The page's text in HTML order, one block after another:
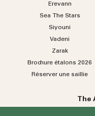
Erevann
Sea TheStars
Siyouni
Vadeni
Zarak
Brochure étalons 2026
Réserver une saillie
The